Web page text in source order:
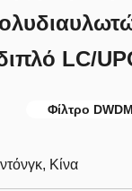
LC/
Φίλτρο DWDM
Κίνα